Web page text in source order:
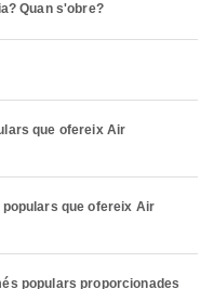
Quan s'obre?
que ofereix Air
que ofereix Air
populars proporcionades